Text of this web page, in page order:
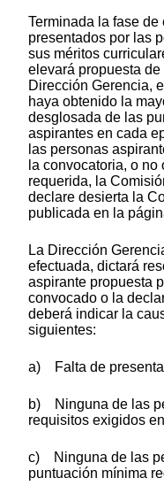
Terminada la fase
presentados por las
sus méritos
elevará propuesta
Dirección Gerencia,
haya obtenido la
desglosada de las
aspirantes en cada
las personas
la convocatoria, o
requerida, la
declare desierta la
publicada en la
La Dirección
efectuada, dictará
aspirante propuesta
convocado o la
deberá indicar la
siguientes:
a) Falta de
b) Ninguna de las
requisitos exigidos
c) Ninguna de las
puntuación mínima